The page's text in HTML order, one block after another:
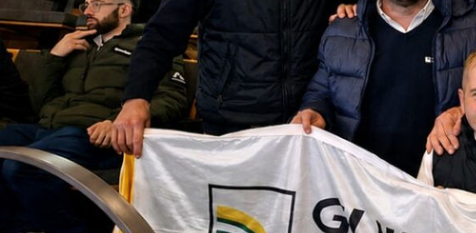
Comercial de Hacienda de la Lehmann
,
fueron a la feria demuestra el interés que hay por estos
del martillero y el entusiasmo en cada oferta hace cada
para los comerciales de la Cooperativa. Estos espacios
con productores que confían en la genética y en el
cada remate”.
tendencia de los últimos meses, con valores
Ejemplares Braford alcanzaron máximos de 16
Angus se subastaron hasta 8 millones y las